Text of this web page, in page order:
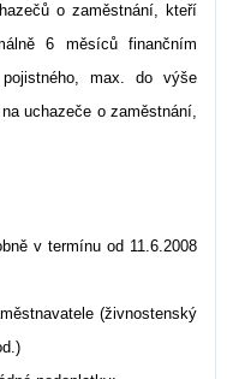
o zaměstnání, kteří
6 měsíců finančním
max. do výše
na uchazeče o zaměstnání,
v termínu od 11.6.2008
(živnostenský